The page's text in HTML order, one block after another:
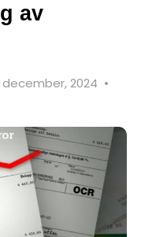
av
2024 •